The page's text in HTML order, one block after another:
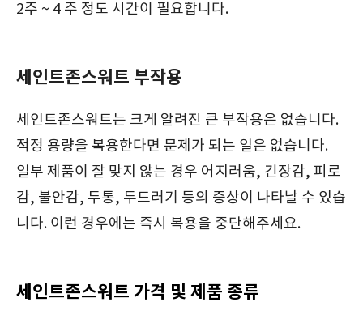
2주 ~ 4 주 정도 시간이 필요합니다.
세인트존스워트 부작용
세인트존스워트는 크게 알려진 큰 부작용은 없습니다.
적정 용량을 복용한다면 문제가 되는 일은 없습니다.
일부 제품이 잘 맞지 않는 경우 어지러움, 긴장감, 피로
감, 불안감, 두통, 두드러기 등의 증상이 나타날 수 있습
니다. 이런 경우에는 즉시 복용을 중단해주세요.
세인트존스워트 가격 및 제품 종류